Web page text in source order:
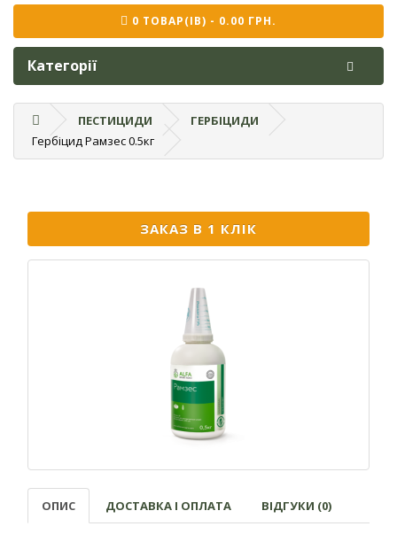
0 ТОВАР(ІВ) - 0.00 ГРН.
Категорії
ПЕСТИЦИДИ
ГЕРБІЦИДИ
Гербіцид Рамзес 0.5кг
ЗАКАЗ В 1 КЛІК
ОПИС ДОСТАВКА І ОПЛАТА ВІДГУКИ (0)